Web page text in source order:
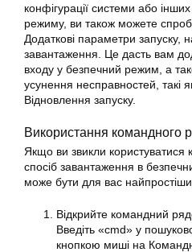
конфігурації системи або
режиму, ви також можете
Додаткові параметри запуску,
завантаження. Це дасть вам
входу у безпечний режим, а
усунення несправностей, такі
Відновлення запуску.
Використання командного
Якщо ви звикли
спосіб завантаження в
може бути для вас
Відкрийте командний
Введіть «cmd» у
кнопкою миші на